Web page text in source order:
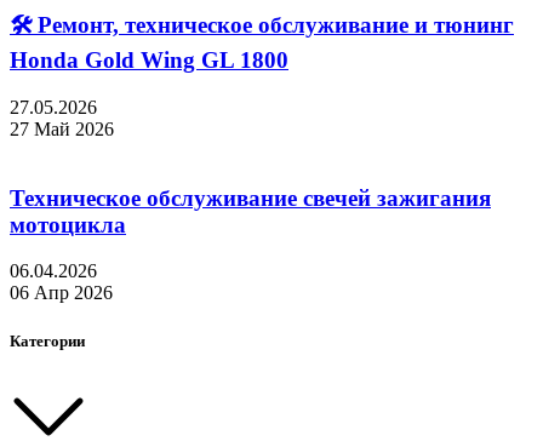
🛠 Ремонт, техническое обслуживание и тюнинг
Honda Gold Wing GL 1800
27.05.2026
27 Май 2026
Техническое обслуживание свечей зажигания
мотоцикла
06.04.2026
06 Апр 2026
Категории